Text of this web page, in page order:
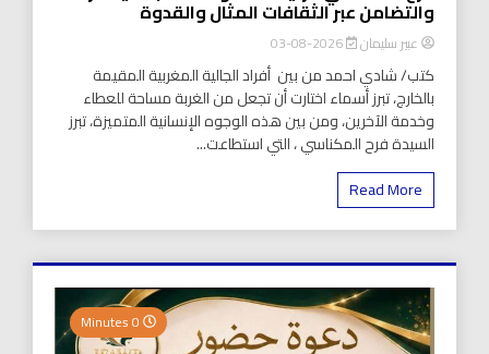
والتضامن عبر الثقافات المثال والقدوة
عبير سليمان 2026-08-03
كتب/ شادي احمد من بين أفراد الجالية المغربية المقيمة
بالخارج، تبرز أسماء اختارت أن تجعل من الغربة مساحة للعطاء
وخدمة الآخرين، ومن بين هذه الوجوه الإنسانية المتميزة، تبرز
السيدة فرح المكناسي ، التي استطاعت...
Read More